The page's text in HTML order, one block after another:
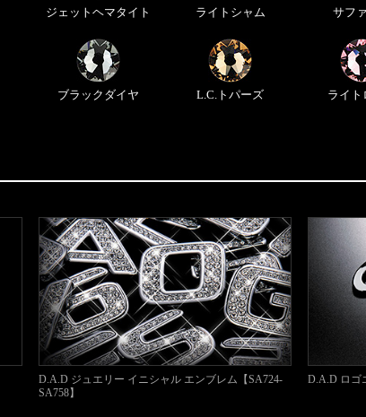
ジェット ヘマタイト ライト シャム サフ
ブラック ダイヤ L.C. トパーズ ライト
D.A.D ジュエリー イニシャル エンブレム【SA724-
SA758】
D.A.D ロゴ